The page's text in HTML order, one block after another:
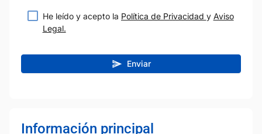
He leído y acepto la Política de Privacidad y Aviso
Legal.
Enviar
Información principal